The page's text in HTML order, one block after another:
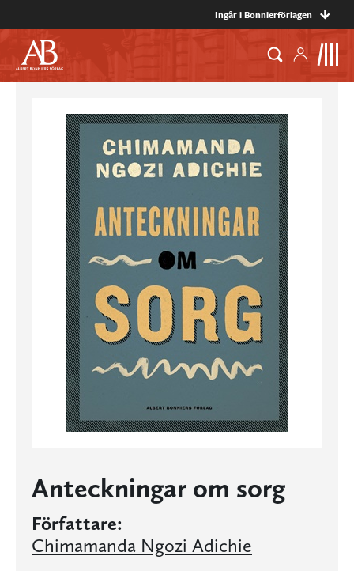
Ingår i Bonnierförlagen
Anteckningar om sorg
Författare:
Chimamanda Ngozi Adichie